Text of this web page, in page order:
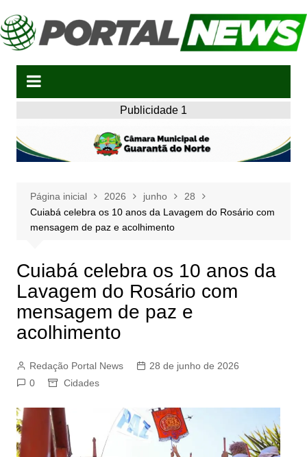
para
o
Publicidade 1
Página inicial 2026 junho
28
Cuiabá celebra os 10 anos da Lavagem do Rosário com
mensagem de paz e acolhimento
Cuiabá celebra os 10 anos da
Lavagem do Rosário com
mensagem de paz e
acolhimento
Redação Portal News
28 de junho de 2026
0
Cidades